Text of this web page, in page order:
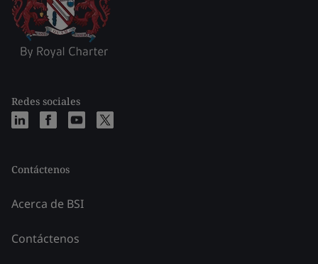
Redes sociales
Contáctenos
Acerca de BSI
Contáctenos